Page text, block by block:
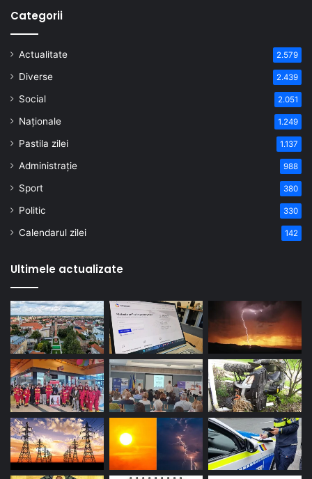
Categorii
Actualitate 2.579
Diverse 2.439
Social 2.051
Naționale 1.249
Pastila zilei 1.137
Administrație 988
Sport 380
Politic 330
Calendarul zilei 142
Ultimele actualizate